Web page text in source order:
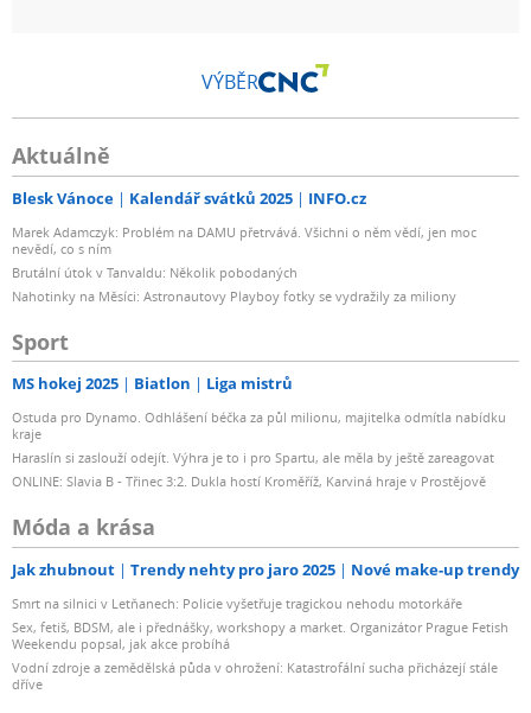
VÝBĚR
Aktuálně
Blesk Vánoce Kalendář svátků 2025 INFO.cz
Marek Adamczyk: Problém na DAMU přetrvává. Všichni o něm vědí, jen moc
nevědí, co s ním
Brutální útok v Tanvaldu: Několik pobodaných
Nahotinky na Měsíci: Astronautovy Playboy fotky se vydražily za miliony
Sport
MS hokej 2025 Biatlon Liga mistrů
Ostuda pro Dynamo. Odhlášení béčka za půl milionu, majitelka odmítla nabídku
kraje
Haraslín si zaslouží odejít. Výhra je to i pro Spartu, ale měla by ještě zareagovat
ONLINE: Slavia B - Třinec 3:2. Dukla hostí Kroměříž, Karviná hraje v Prostějově
Móda a krása
Jak zhubnout Trendy nehty pro jaro 2025 Nové make-up trendy
Smrt na silnici v Letňanech: Policie vyšetřuje tragickou nehodu motorkáře
Sex, fetiš, BDSM, ale i přednášky, workshopy a market. Organizátor Prague Fetish
Weekendu popsal, jak akce probíhá
Vodní zdroje a zemědělská půda v ohrožení: Katastrofální sucha přicházejí stále
dříve